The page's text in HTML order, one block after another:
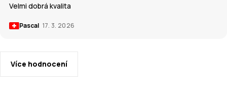
Velmi dobrá kvalita
Pascal 17. 3. 2026
Více hodnocení